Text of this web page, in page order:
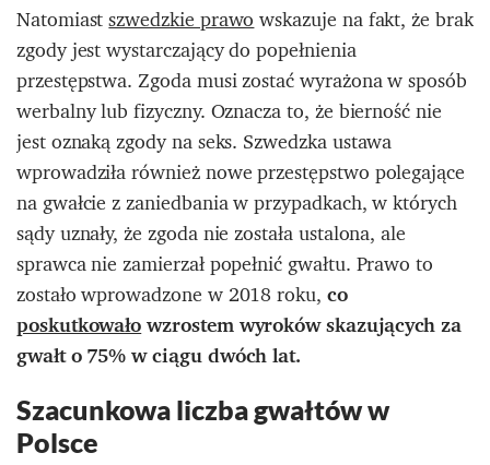
Natomiastszwedzkie prawowskazuje na fakt, że brak
zgody jest wystarczający do popełnienia
przestępstwa. Zgoda musi zostać wyrażona w sposób
werbalny lub fizyczny. Oznacza to, że bierność nie
jest oznaką zgody na seks. Szwedzka ustawa
wprowadziła również nowe przestępstwo polegające
na gwałcie z zaniedbania w przypadkach, w których
sądy uznały, że zgoda nie została ustalona, ale
sprawca nie zamierzał popełnić gwałtu. Prawo to
zostało wprowadzone w 2018 roku,co
poskutkowałowzrostem wyroków skazujących za
gwałt o 75% w ciągu dwóch lat.
Szacunkowa liczba gwałtów w
Polsce